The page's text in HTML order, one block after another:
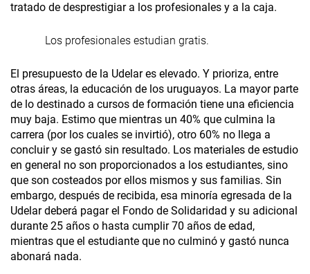
tratado de desprestigiar a los profesionales y a la caja.
Los profesionales estudian gratis.
El presupuesto de la Udelar es elevado. Y prioriza, entre
otras áreas, la educación de los uruguayos. La mayor parte
de lo destinado a cursos de formación tiene una eficiencia
muy baja. Estimo que mientras un 40% que culmina la
carrera (por los cuales se invirtió), otro 60% no llega a
concluir y se gastó sin resultado. Los materiales de estudio
en general no son proporcionados a los estudiantes, sino
que son costeados por ellos mismos y sus familias. Sin
embargo, después de recibida, esa minoría egresada de la
Udelar deberá pagar el Fondo de Solidaridad y su adicional
durante 25 años o hasta cumplir 70 años de edad,
mientras que el estudiante que no culminó y gastó nunca
abonará nada.